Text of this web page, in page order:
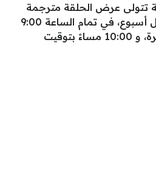
تتولى عرض الحلقة مترجمة
يوم الخميس من كل أسبوع، في تمام الساعة 9:00
مساءً بتوقيت القاهرة، و 10:00 مساءً بتوقيت